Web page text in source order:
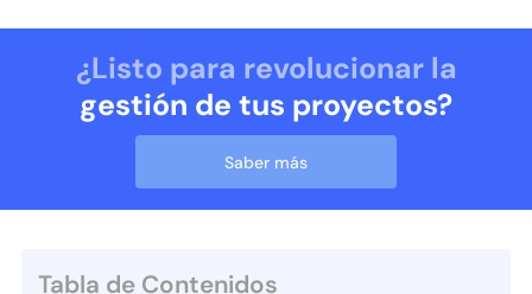
¿Listo para revolucionar la
gestión de tus proyectos?
Saber más
Tabla de Contenidos